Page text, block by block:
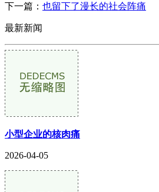
下一篇： 也留下了漫长的社会阵痛
最新新闻
小型企业的核肉痛
2026-04-05